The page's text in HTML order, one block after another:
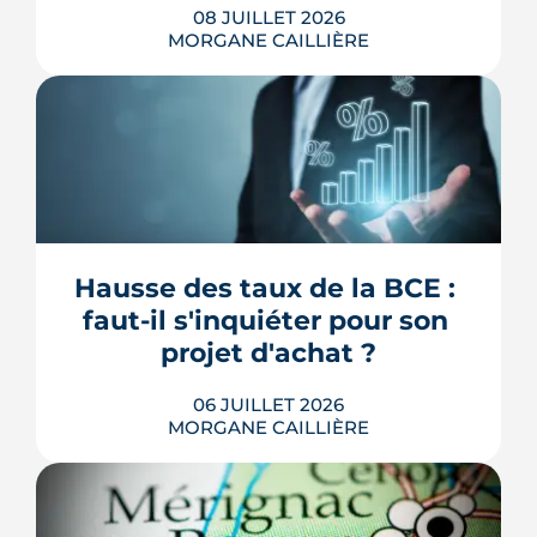
08 JUILLET 2026
MORGANE CAILLIÈRE
À Bordeaux, deux logements au plan
identique n'offrent pas le même
confort d'été selon leur adresse :
Météo-France mesure jusqu'à 4,4 °C
nuits d'été, et les cartes de la Métropole
distinguent un centre minéral d'un
secteur arboré. Densité du b...
LIRE L'ARTICLE
Hausse des taux de la BCE :
faut-il s'inquiéter pour son
projet d'achat ?
06 JUILLET 2026
MORGANE CAILLIÈRE